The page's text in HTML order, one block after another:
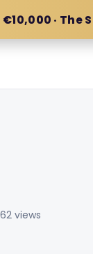
· The
views